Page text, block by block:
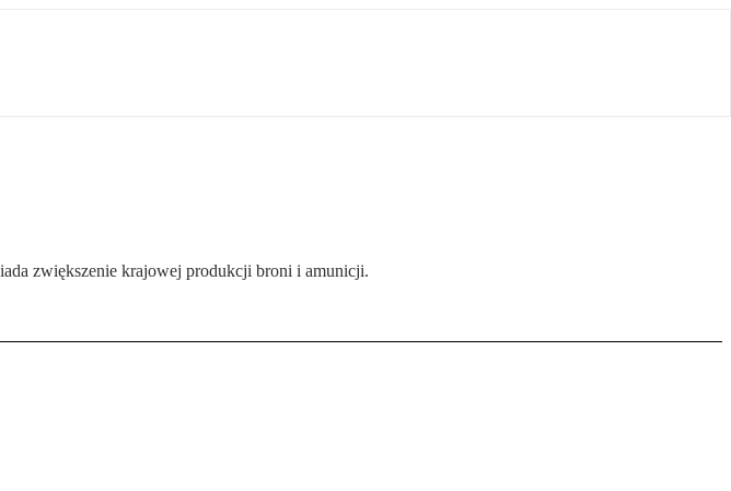
zwiększenie krajowej produkcji broni i amunicji.